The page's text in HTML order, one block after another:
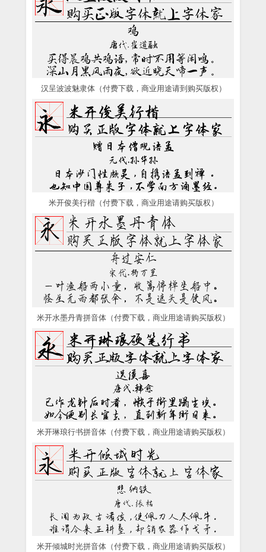
汉呈波波魅隶体（付费下载，商业用途请到购买版权）
米开俊美行楷（付费下载，商业用途请购买版权）
米开水墨丹青拼音体（付费下载，商业用途请购买版权）
米开琳琅行书拼音体（付费下载，商业用途请购买版权）
米开倾城时光拼音体（付费下载，商业用途请购买版权）